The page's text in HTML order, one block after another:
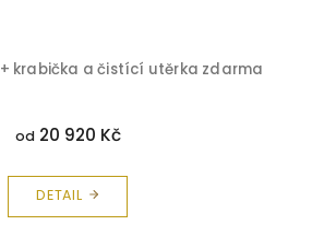
+ krabička a čistící utěrka zdarma
od20 920 Kč
DETAIL